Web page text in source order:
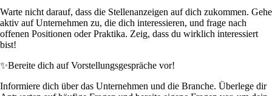
Warte nicht darauf, dass die Stellenanzeigen auf dich zukommen. Gehe
aktiv auf Unternehmen zu, die dich interessieren, und frage nach
offenen Positionen oder Praktika. Zeig, dass du wirklich interessiert
bist!
✨Bereite dich auf Vorstellungsgespräche vor!
Informiere dich über das Unternehmen und die Branche. Überlege dir